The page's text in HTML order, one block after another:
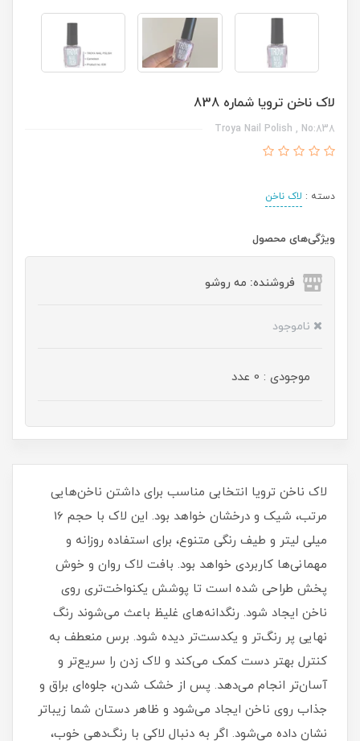
لاک ناخن ترویا شماره 838
Troya Nail Polish , No:838
دسته : لاک ناخن
ویژگی‌های محصول
فروشنده: مه رو‌شو
ناموجود
موجودی : 0 عدد
لاک ناخن ترویا انتخابی مناسب برای داشتن ناخن‌هایی
مرتب، شیک و درخشان خواهد بود. این لاک با حجم 16
میلی‌ لیتر و طیف رنگی متنوع، برای استفاده روزانه و
مهمانی‌ها کاربردی خواهد بود. بافت لاک روان و خوش‌
پخش طراحی شده است تا پوشش یکنواخت‌تری روی
ناخن ایجاد شود. رنگدانه‌های غلیظ باعث می‌شوند رنگ
نهایی پر رنگ‌تر و یکدست‌تر دیده شود. برس منعطف به
کنترل بهتر دست کمک می‌کند و لاک زدن را سریع‌تر و
آسان‌تر انجام می‌دهد. پس از خشک شدن، جلوه‌ای براق و
جذاب روی ناخن ایجاد می‌شود و ظاهر دستان شما زیباتر
نشان داده می‌شود. اگر به دنبال لاکی با رنگ‌دهی خوب،